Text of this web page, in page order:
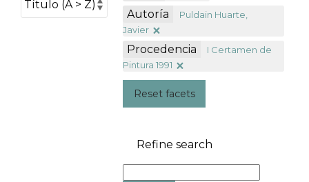
Autoría
Puldain Huarte,
Javier
Procedencia
I Certamen de
Pintura 1991
Reset facets
Refine search